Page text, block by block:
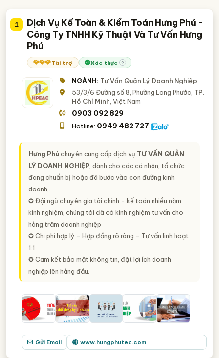
Tư Vấn Kinh Doanh
1
Dịch Vụ Kế Toàn & Kiểm Toán Hưng Phú -
Công Ty TNHH Kỹ Thuật Và Tư Vấn Hưng
Phú
Tài trợ Xác thực ?
NGÀNH: Tư Vấn Quản Lý Doanh Nghiệp
53/3/6 Đường số 8, Phường Long Phước, TP.
Hồ Chí Minh , Việt Nam
0903 092 829
Hotline: 0949 482 727
Hưng Phú chuyên cung cấp dịch vụ TƯ VẤN QUẢN
LÝ DOANH NGHIỆP , dành cho các cá nhân, tổ chức
đang chuẩn bị hoặc đã bước vào con đường kinh
doanh,..
✪ Đội ngũ chuyên gia tài chính - kế toán nhiều năm
kinh nghiệm, chúng tôi đã có kinh nghiệm tư vấn cho
hàng trăm doanh nghiệp
✪ Chi phí hợp lý - Hợp đồng rõ ràng - Tư vấn linh hoạt
1:1
✪ Cam kết bảo mật không tin, đặt lợi ích doanh
nghiệp lên hàng đầu.
Gửi Email www.hungphutec.com